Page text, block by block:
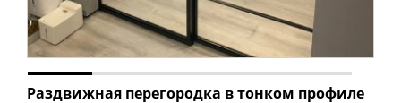
Раздвижная перегородка в тонком профиле